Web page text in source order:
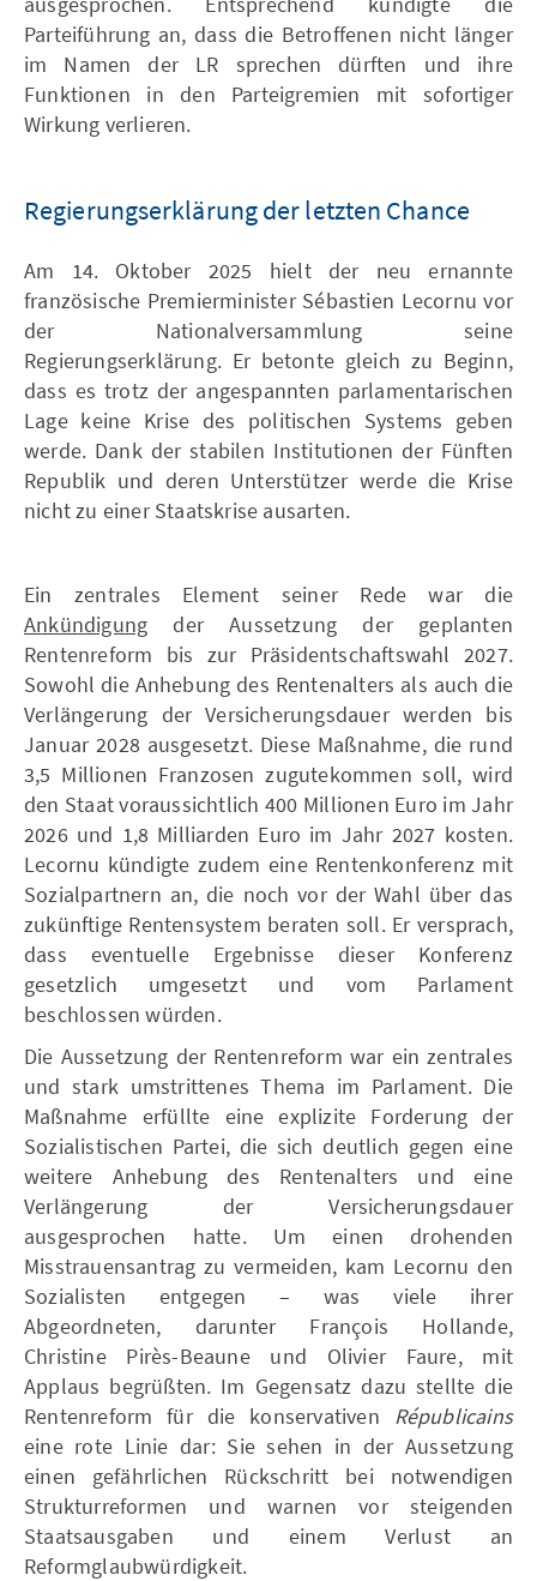
Parteiführung an, dass die Betroffenen nicht länger
im Namen der LR sprechen dürften und ihre
Funktionen in den Parteigremien mit sofortiger
Wirkung verlieren.
Regierungserklärung der letzten Chance
Am 14. Oktober 2025 hielt der neu ernannte
französische Premierminister Sébastien Lecornu vor
der Nationalversammlung seine
Regierungserklärung. Er betonte gleich zu Beginn,
dass es trotz der angespannten parlamentarischen
Lage keine Krise des politischen Systems geben
werde. Dank der stabilen Institutionen der Fünften
Republik und deren Unterstützer werde die Krise
nicht zu einer Staatskrise ausarten.
Ein zentrales Element seiner Rede war die
Ankündigung der Aussetzung der geplanten
Rentenreform bis zur Präsidentschaftswahl 2027.
Sowohl die Anhebung des Rentenalters als auch die
Verlängerung der Versicherungsdauer werden bis
Januar 2028 ausgesetzt. Diese Maßnahme, die rund
3,5 Millionen Franzosen zugutekommen soll, wird
den Staat voraussichtlich 400 Millionen Euro im Jahr
2026 und 1,8 Milliarden Euro im Jahr 2027 kosten.
Lecornu kündigte zudem eine Rentenkonferenz mit
Sozialpartnern an, die noch vor der Wahl über das
zukünftige Rentensystem beraten soll. Er versprach,
dass eventuelle Ergebnisse dieser Konferenz
gesetzlich umgesetzt und vom Parlament
beschlossen würden.
Die Aussetzung der Rentenreform war ein zentrales
und stark umstrittenes Thema im Parlament. Die
Maßnahme erfüllte eine explizite Forderung der
Sozialistischen Partei, die sich deutlich gegen eine
weitere Anhebung des Rentenalters und eine
Verlängerung der Versicherungsdauer
ausgesprochen hatte. Um einen drohenden
Misstrauensantrag zu vermeiden, kam Lecornu den
Sozialisten entgegen – was viele ihrer
Abgeordneten, darunter François Hollande,
Christine Pirès-Beaune und Olivier Faure, mit
Applaus begrüßten. Im Gegensatz dazu stellte die
Rentenreform für die konservativen Républicains
eine rote Linie dar: Sie sehen in der Aussetzung
einen gefährlichen Rückschritt bei notwendigen
Strukturreformen und warnen vor steigenden
Staatsausgaben und einem Verlust an
Reformglaubwürdigkeit.